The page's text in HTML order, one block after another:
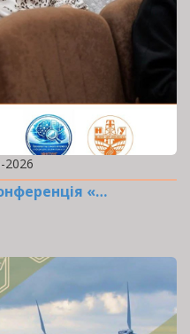
2026
«…